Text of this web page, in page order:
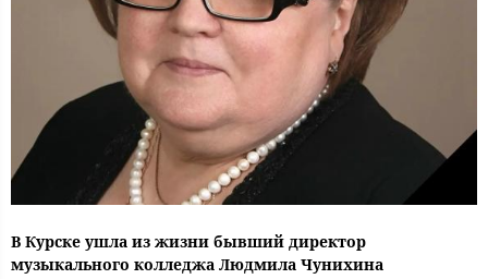
В Курске ушла из жизни бывший директор
музыкального колледжа Людмила Чунихина